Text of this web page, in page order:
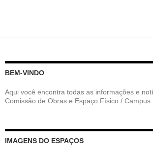
BEM-VINDO
Aqui você encontra todas as informações e
Comissão de Obras e Espaço Físico / Campus
IMAGENS DO ESPAÇOS